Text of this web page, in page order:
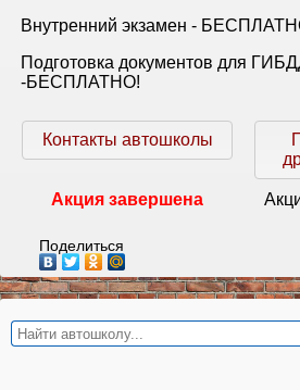
Внутренний экзамен -
Подготовка документов для
-БЕСПЛАТНО!
Контакты автошколы
Акция завершена
Поделиться